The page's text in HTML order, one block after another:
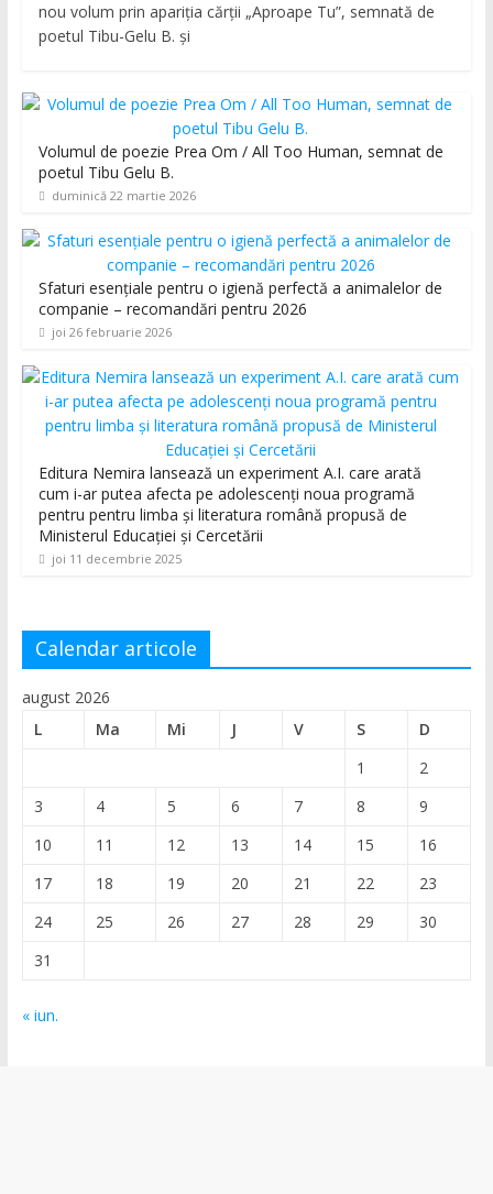
nou volum prin apariția cărții „Aproape Tu”, semnată de
poetul Tibu-Gelu B. și
Volumul de poezie Prea Om / All Too Human, semnat de
poetul Tibu Gelu B.
duminică 22 martie 2026
Sfaturi esențiale pentru o igienă perfectă a animalelor de
companie – recomandări pentru 2026
joi 26 februarie 2026
Editura Nemira lansează un experiment A.I. care arată
cum i-ar putea afecta pe adolescenți noua programă
pentru pentru limba și literatura română propusă de
Ministerul Educației și Cercetării
joi 11 decembrie 2025
Calendar articole
august 2026
L
Ma Mi J V S
D
1
2
3
4 5 6 7 8
9
10
11 12 13 14 15
16
17
18 19 20 21 22
23
24
25 26 27 28 29
30
31
« iun.